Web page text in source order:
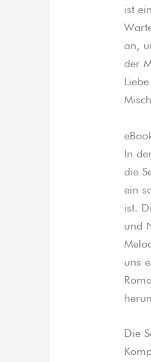
ist
an,
der
In
die
ein
ist.
und
uns
Die